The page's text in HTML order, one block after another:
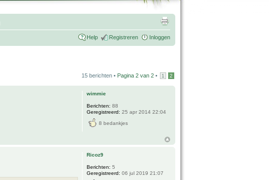
Help Registreren Inloggen
15 berichten • Pagina 2 van 2 • 1 2
wimmie
Berichten: 88
Geregistreerd: 25 apr 2014 22:04
8 bedankjes
Ricoz9
Berichten: 5
Geregistreerd: 06 jul 2019 21:07